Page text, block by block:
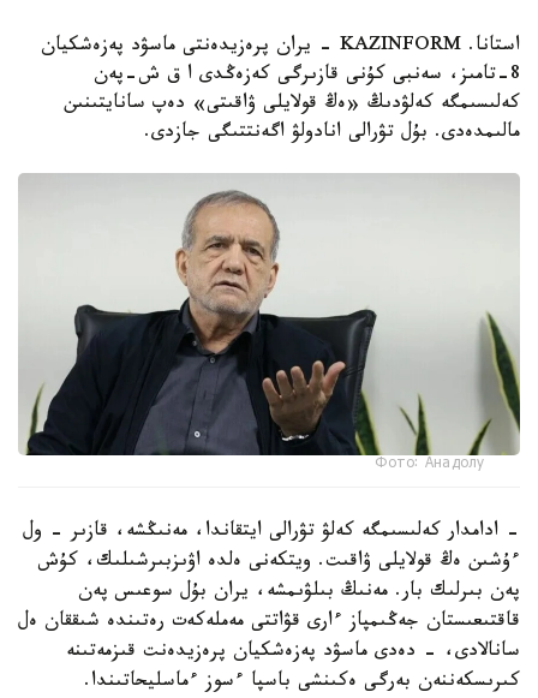
استانا. KAZINFORM - يران پرەزيدەنتى ماسۋد پەزەشكيان
8-تامىز، سەنبى كۇنى قازىرگى كەزەڭدى ا ق ش-پەن
كەلىسىمگە كەلۋدىڭ «ەڭ قولايلى ۋاقىتى» دەپ سانايتىنىن
مالىمدەدى. بۇل تۋرالى انادولۋ اگەنتتىگى جازدى.
Фото: Анадолу
- ادامدار كەلىسىمگە كەلۋ تۋرالى ايتقاندا، مەنىڭشە، قازىر - ول
ءۇشىن ەڭ قولايلى ۋاقىت. ويتكەنى ەلدە اۋىزبىرشىلىك، كۇش
پەن بىرلىك بار. مەنىڭ بىلۋىمشە، يران بۇل سوعىس پەن
قاقتىعىستان جەڭىمپاز ءارى قۋاتتى مەملەكەت رەتىندە شىققان ەل
سانالادى، - دەدى ماسۋد پەزەشكيان پرەزيدەنت قىزمەتىنە
كىرىسكەننەن بەرگى ەكىنشى باسپا ءسوز ءماسليحاتىندا.